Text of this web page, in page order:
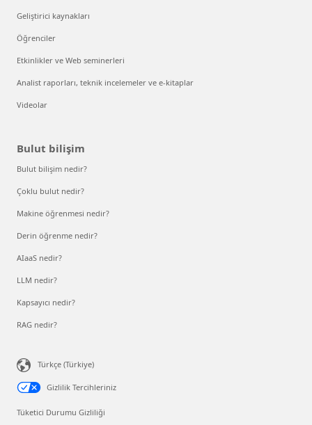
Geliştirici kaynakları
Öğrenciler
Etkinlikler ve Web seminerleri
Analist raporları, teknik incelemeler ve e-kitaplar
Videolar
Bulut bilişim
Bulut bilişim nedir?
Çoklu bulut nedir?
Makine öğrenmesi nedir?
Derin öğrenme nedir?
AIaaS nedir?
LLM nedir?
Kapsayıcı nedir?
RAG nedir?
Türkçe (Türkiye)
Gizlilik Tercihleriniz
Tüketici Durumu Gizliliği